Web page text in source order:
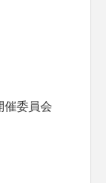
催委員会